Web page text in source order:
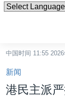
碍
链
接
跳
中国时间 11:55
新闻
港民主派